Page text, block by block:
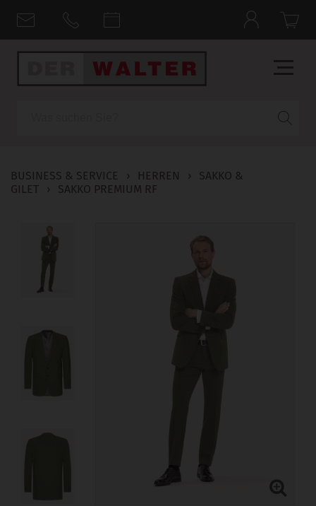
BUSINESS & SERVICE › HERREN ›
SAKKO &
GILET
› SAKKO PREMIUM RF